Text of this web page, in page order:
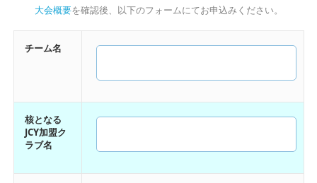
大会概要を確認後、以下のフォームにてお申込みください。
チーム名
核となる
JCY加盟ク
ラブ名